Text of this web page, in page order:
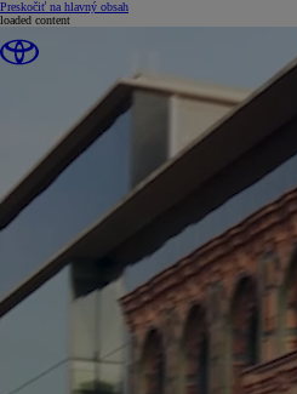
Preskočiť na hlavný obsah(Press Enter)
loaded content